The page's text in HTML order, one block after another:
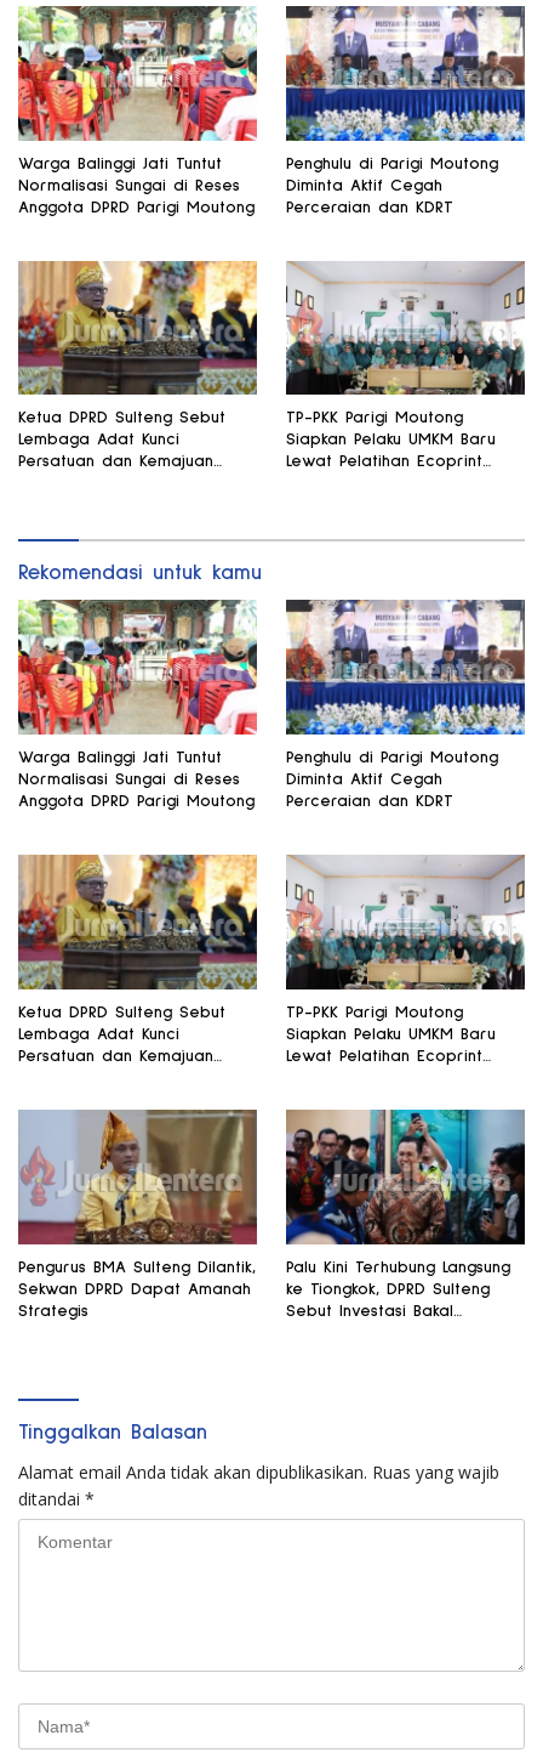
Warga Balinggi Jati Tuntut
Normalisasi Sungai di Reses
Anggota DPRD Parigi Moutong
Penghulu di Parigi Moutong
Diminta Aktif Cegah
Perceraian dan KDRT
Ketua DPRD Sulteng Sebut
Lembaga Adat Kunci
Persatuan dan Kemajuan
TP-PKK Parigi Moutong
Siapkan Pelaku UMKM Baru
Lewat Pelatihan Ecoprint
Rekomendasi untuk kamu
Warga Balinggi Jati Tuntut
Normalisasi Sungai di Reses
Anggota DPRD Parigi Moutong
Penghulu di Parigi Moutong
Diminta Aktif Cegah
Perceraian dan KDRT
Ketua DPRD Sulteng Sebut
Lembaga Adat Kunci
Persatuan dan Kemajuan
TP-PKK Parigi Moutong
Siapkan Pelaku UMKM Baru
Lewat Pelatihan Ecoprint
Pengurus BMA Sulteng Dilantik,
Sekwan DPRD Dapat Amanah
Strategis
Palu Kini Terhubung Langsung
ke Tiongkok, DPRD Sulteng
Sebut Investasi Bakal
Tinggalkan Balasan
Alamat email Anda tidak akan dipublikasikan. Ruas yang wajib
ditandai *